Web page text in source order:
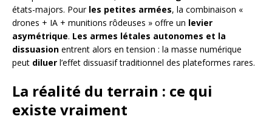
états-majors. Pour les petites armées, la combinaison «
drones + IA + munitions rôdeuses » offre un levier
asymétrique. Les armes létales autonomes et la
dissuasion entrent alors en tension : la masse numérique
peut diluer l’effet dissuasif traditionnel des plateformes rares.
La réalité du terrain : ce qui
existe vraiment